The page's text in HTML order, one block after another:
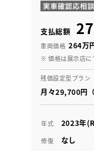
支払総額
車両価格 264万
※ 価格は展示店に
残価設定型プラン
月々29,700円
年式 2023年
修復 なし